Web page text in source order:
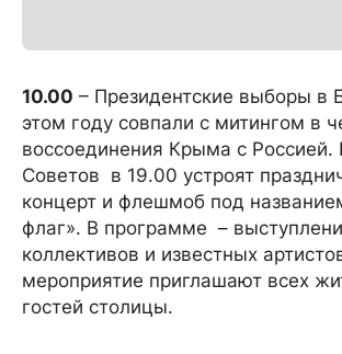
10.00 – Президентские выборы в
этом году совпали с митингом в
воссоединения Крыма с
Советов в 19.00 устроят
концерт и флешмоб под
флаг». В программе –
коллективов и известных
мероприятие приглашают всех
гостей столицы.